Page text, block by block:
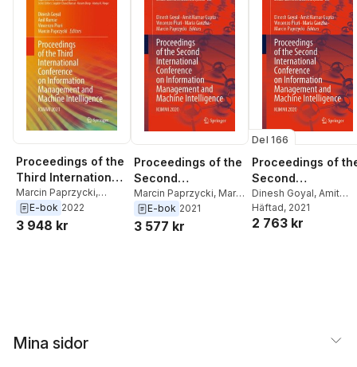
Proceedings of the
Third International
Conference on
Information
Management and
Marcin Paprzycki,
Vincenzo Piuri,
Kumar,Dinesh Goyal
E-bok 2022
3 948 kr
Proceedings of the
Second
International
Conference on
Information
Marcin Paprzycki, Maria
Ganzha,Vincenzo Piuri
Amit Kumar Gupta
E-bok 2021
3 577 kr
Del 166
Proceedings of
Second
International
Conference on
Information
Dinesh Goyal, Amit
Kumar Gupta
Piuri,Maria Ganzha
Häftad, 2021
2 763 kr
Mina sidor